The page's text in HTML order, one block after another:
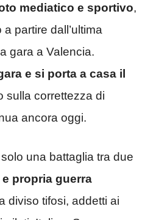
mediatico e sportivo,
partire dall’ultima
gara a Valencia.
e si porta a casa il
sulla correttezza di
ancora oggi.
una battaglia tra due
e propria guerra
diviso tifosi, addetti ai